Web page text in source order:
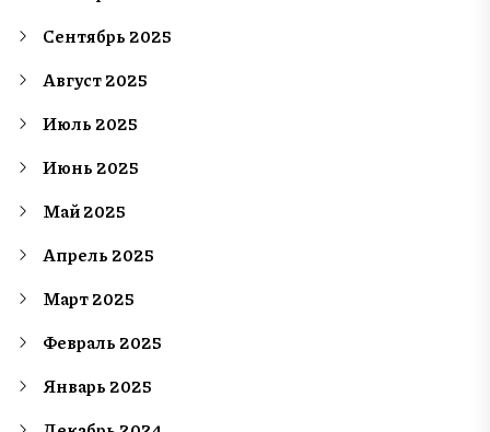
Сентябрь 2025
Август 2025
Июль 2025
Июнь 2025
Май 2025
Апрель 2025
Март 2025
Февраль 2025
Январь 2025